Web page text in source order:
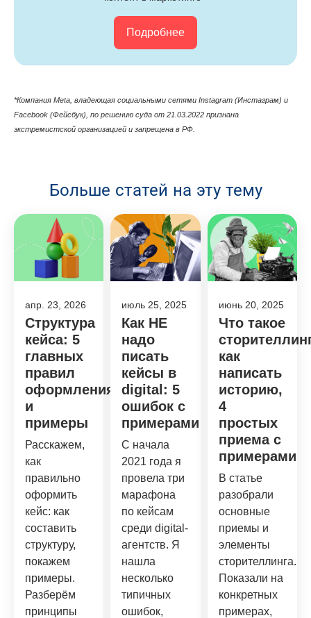
Подробнее
*Компания Meta, владеющая cоциальными сетями Instagram (Инстаграм) и
Facebook (Фейсбук), по решению суда от 21.03.2022 признана
экстремистской организацией и запрещена в РФ.
Больше статей на эту тему
апр. 23, 2026
Структура
кейса: 5
главных
правил
оформления
и
примеры
Расскажем,
как
правильно
оформить
кейс: как
составить
структуру,
покажем
примеры.
Разберём
принципы
июль 25, 2025
Как НЕ
надо
писать
кейсы в
digital: 5
ошибок с
примерами
С начала
2021 года я
провела три
марафона
по кейсам
среди digital-
агентств. Я
нашла
несколько
типичных
ошибок,
июнь 20, 2025
Что такое
как
написать
историю,
4
простых
приема с
примерами
В статье
разобрали
основные
приемы и
элементы
сторителлинга.
Показали на
конкретных
примерах,